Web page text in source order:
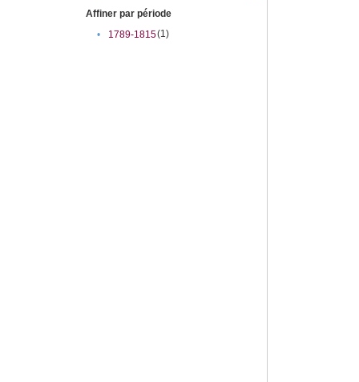
Affiner par période
•
1789-1815(1)